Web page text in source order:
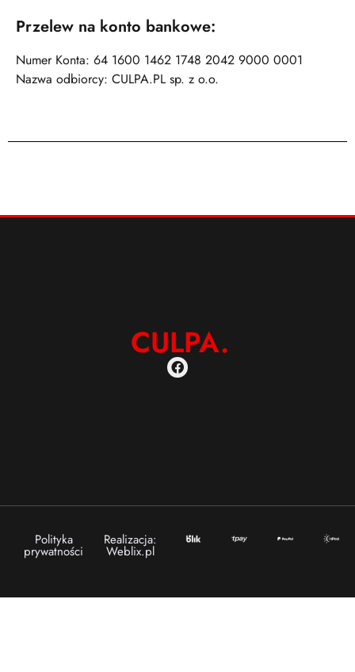
Przelew na konto bankowe:
Numer Konta: 64 1600 1462 1748 2042 9000 0001
Nazwa odbiorcy: CULPA.PL sp. z o.o.
CULPA.
Polityka
prywatności
Realizacja:
Weblix.pl